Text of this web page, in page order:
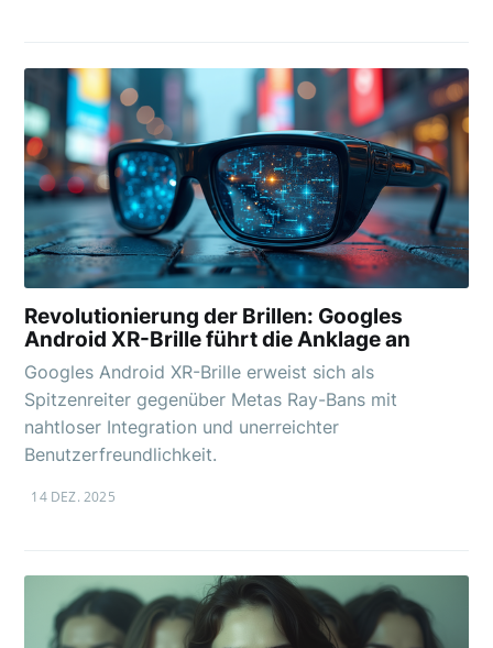
Revolutionierung der Brillen: Googles
Android XR-Brille führt die Anklage an
Googles Android XR-Brille erweist sich als
Spitzenreiter gegenüber Metas Ray-Bans mit
nahtloser Integration und unerreichter
Benutzerfreundlichkeit.
14 DEZ. 2025